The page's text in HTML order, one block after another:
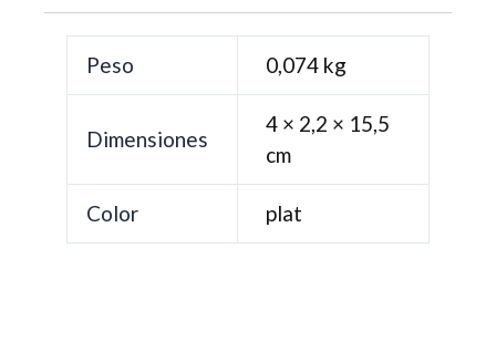
Peso 0,074 kg
Dimensiones
4 × 2,2 × 15,5
cm
Color plat